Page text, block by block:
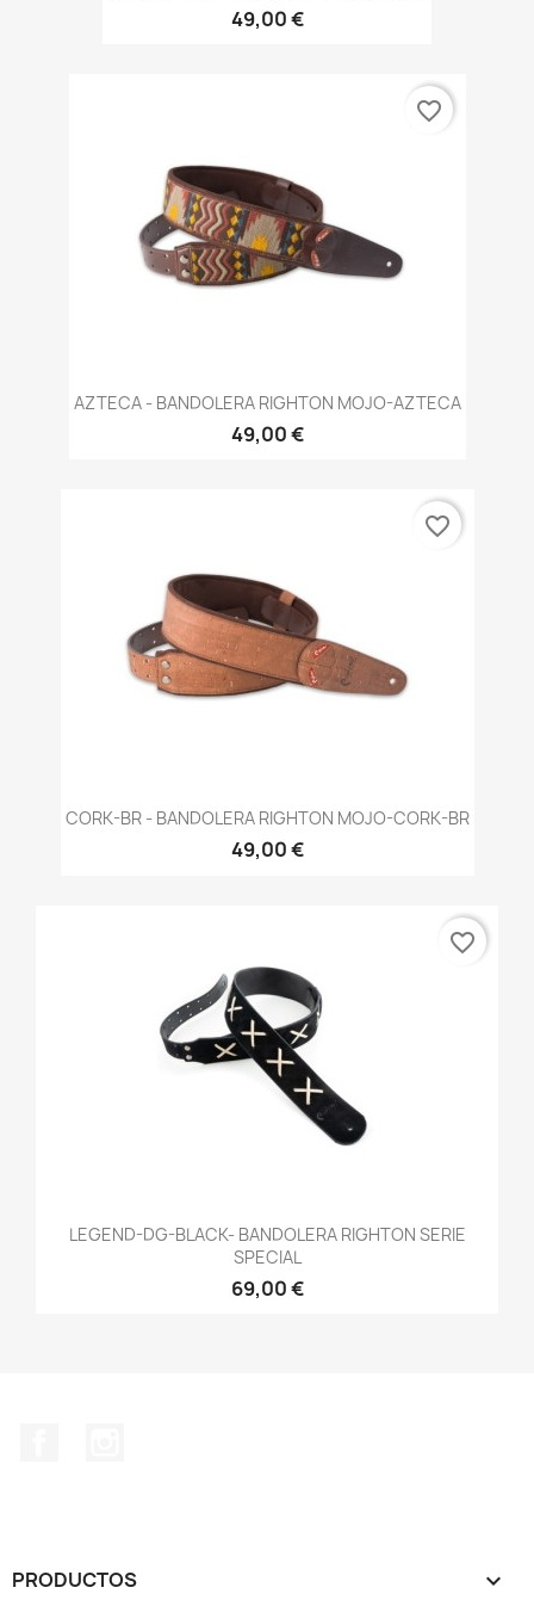
49,00 €
AZTECA - BANDOLERA RIGHTON MOJO-AZTECA
49,00 €
favorite_border
CORK-BR - BANDOLERA RIGHTON MOJO-CORK-BR
49,00 €
favorite_border
LEGEND-DG-BLACK- BANDOLERA RIGHTON SERIE
SPECIAL
69,00 €
favorite_border
PRODUCTOS 